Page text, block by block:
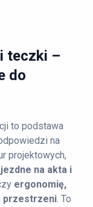
teczki –
do
to podstawa
na
projektowych,
na akta i
ergonomię,
przestrzeni. To